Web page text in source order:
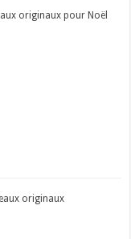
originaux pour Noël
originaux